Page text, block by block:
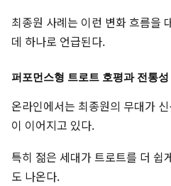
최종원 사례는 이런 변화 흐름을
데 하나로 언급된다.
퍼포먼스형 트로트 호평과 전통
온라인에서는 최종원의 무대가
이 이어지고 있다.
특히 젊은 세대가 트로트를 더 쉽
도 나온다.